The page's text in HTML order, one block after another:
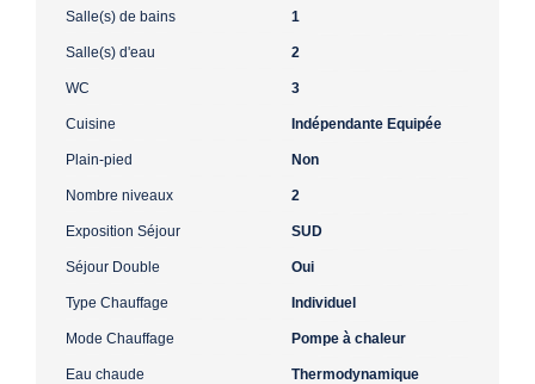
Salle(s) de bains 1
Salle(s) d'eau 2
WC 3
Cuisine Indépendante Equipée
Plain-pied Non
Nombre niveaux 2
Exposition Séjour SUD
Séjour Double Oui
Type Chauffage Individuel
Mode Chauffage Pompe à chaleur
Eau chaude Thermodynamique